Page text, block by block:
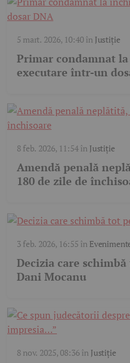
5 mart. 2026, 10:40în Justiție
Primar condamnat
executare într-un
8 feb. 2026, 11:54în Justiție
Amendă penală
180 de zile de
3 feb. 2026, 16:55 în
Decizia care
Dani Mocanu
8 nov. 2025, 08:36în Justiție